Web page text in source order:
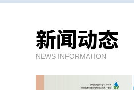
新闻动态
NEWS INFORMATION